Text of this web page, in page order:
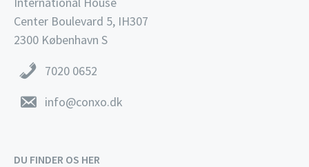
Center Boulevard 5, IH307
2300 København S
7020 0652
info@conxo.dk
DU FINDER OS HER